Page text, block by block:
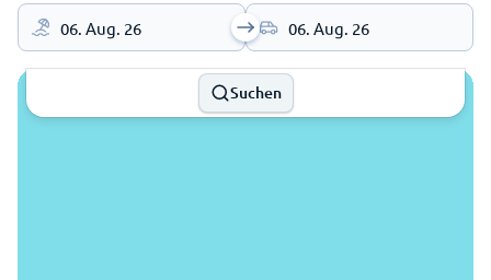
06. Aug. 26 06. Aug. 26
Suchen